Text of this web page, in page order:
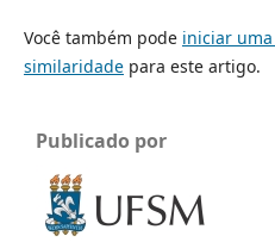
Você também pode iniciar
similaridadepara este artigo.
Publicado por